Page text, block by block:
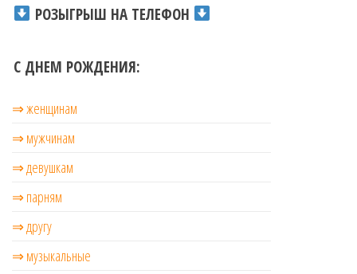
РОЗЫГРЫШ НА ТЕЛЕФОН
С ДНЕМ РОЖДЕНИЯ:
⇒ женщинам
⇒ мужчинам
⇒ девушкам
⇒ парням
⇒ другу
⇒ музыкальные